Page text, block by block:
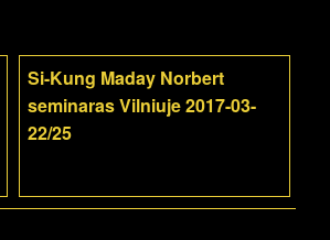
Si-Kung Maday Norbert
seminaras Vilniuje 2017-03-
22/25